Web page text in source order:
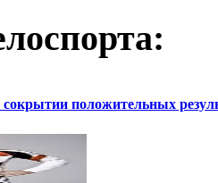
положительных